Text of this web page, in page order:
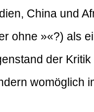
China und
ohne »«?) als
der
womöglich